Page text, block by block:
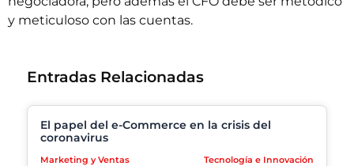
y meticuloso con las cuentas.
Entradas Relacionadas
El papel del e-Commerce en la crisis del
coronavirus
Marketing y Ventas Tecnología e Innovación